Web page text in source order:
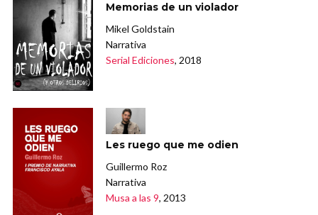
Memorias de un violador
Mikel Goldstain
Narrativa
Serial Ediciones, 2018
Les ruego que me odien
Guillermo Roz
Narrativa
Musa a las 9, 2013